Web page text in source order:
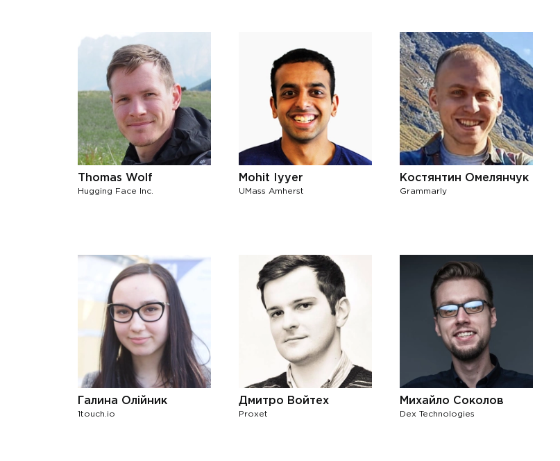
Thomas Wolf
Hugging Face Inc.
Mohit Iyyer
UMass Amherst
Костянтин Омелянчук
Grammarly
Галина Олійник
1touch.io
Дмитро Войтех
Proxet
Михайло Соколов
Dex Technologies